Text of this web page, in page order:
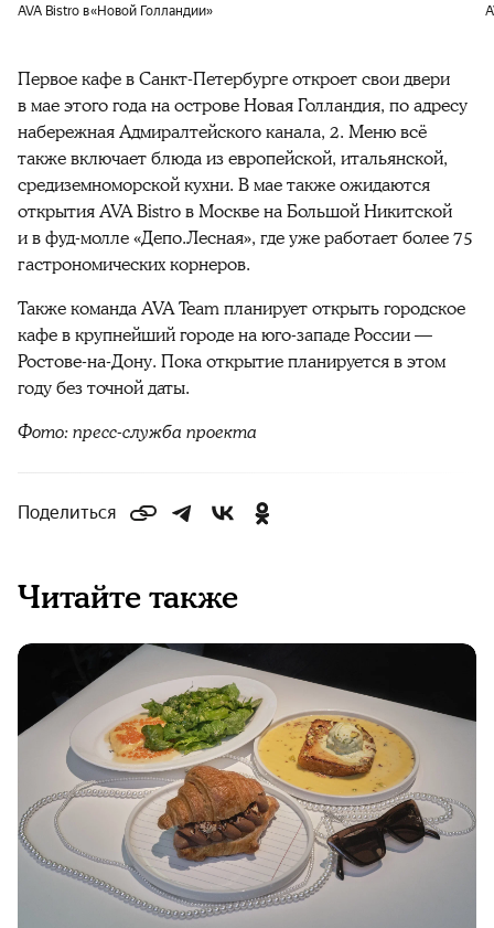
AVA Bistro в «Новой Голландии»
Первое кафе в Санкт-Петербурге откроет свои двери
в мае этого года на острове Новая Голландия, по адресу
набережная Адмиралтейского канала, 2. Меню всё
также включает блюда из европейской, итальянской,
средиземноморской кухни. В мае также ожидаются
открытия AVA Bistro в Москве на Большой Никитской
и в фуд-молле «Депо.Лесная», где уже работает более 75
гастрономических корнеров.
Также команда AVA Team планирует открыть городское
кафе в крупнейший городе на юго-западе России —
Ростове-на-Дону. Пока открытие планируется в этом
году без точной даты.
Фото: пресс-служба проекта
Поделиться
Читайте также